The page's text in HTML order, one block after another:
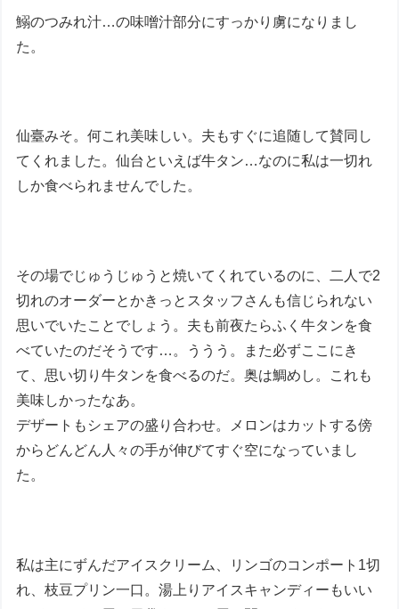
鰯のつみれ汁…の味噌汁部分にすっかり虜になりまし
た。
仙臺みそ。何これ美味しい。夫もすぐに追随して賛同し
てくれました。仙台といえば牛タン…なのに私は一切れ
しか食べられませんでした。
その場でじゅうじゅうと焼いてくれているのに、二人で2
切れのオーダーとかきっとスタッフさんも信じられない
思いでいたことでしょう。夫も前夜たらふく牛タンを食
べていたのだそうです…。ううう。また必ずここにき
て、思い切り牛タンを食べるのだ。奥は鯛めし。これも
美味しかったなあ。
デザートもシェアの盛り合わせ。メロンはカットする傍
からどんどん人々の手が伸びてすぐ空になっていまし
た。
私は主にずんだアイスクリーム、リンゴのコンポート1切
れ、枝豆プリン一口。湯上りアイスキャンディーもいい